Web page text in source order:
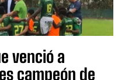
venció a
campeón de